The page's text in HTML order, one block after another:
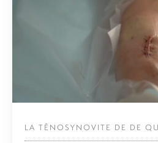
LA TÉNOSYNOVITE DE DE